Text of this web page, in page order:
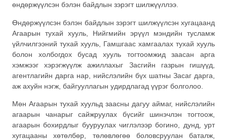
өндөржүүлсэн бэлэн байдлын зэрэгт шилжүүллээ.
Өндөржүүлсэн бэлэн байдлын зэрэгт шилжүүлсэн хугацаанд
Агаарын тухай хууль, Нийгмийн эрүүл мэндийн тусламж
үйлчилгээний тухай хууль, Гамшгаас хамгаалах тухай хууль
болон холбогдох бусад хууль тогтоомжид заасан арга
хэмжээг хэрэгжүүлж ажиллахыг Засгийн газрын гишүүд,
агентлагийн дарга нар, нийслэлийн бүх шатны Засаг дарга,
аж ахуйн нэгж, байгууллагын удирдлагад үүрэг болголоо.
Мөн Агаарын тухай хуульд заасны дагуу аймаг, нийслэлийн
агаарын чанарыг сайжруулах бүсийг шинэчлэн тогтоож,
агаарын бохирдлыг бууруулах чиглэлээр богино, дунд, урт
хугацааны хөтөлбөр, төлөвлөгөө боловсруулан баталж,